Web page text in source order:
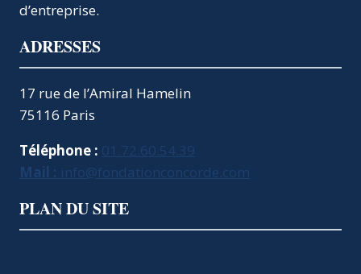
d’entreprise.
ADRESSES
17 rue de l’Amiral Hamelin
75116 Paris
Téléphone : 01.72.60.54.39
Mail : info@fondationconcorde.com
PLAN DU SITE